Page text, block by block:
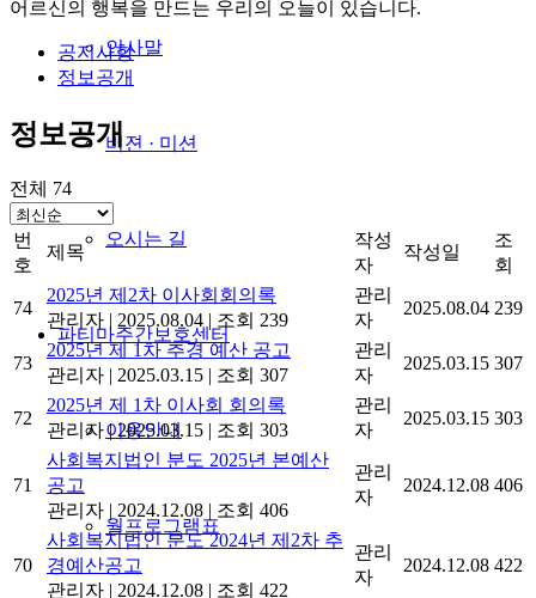
인사말
비젼 · 미션
오시는 길
파티마주간보호센터
이용안내
월프로그램표
어르신의 행복을 만드는 우리의 오늘이 있습니다.
공지사항
정보공개
정보공개
전체 74
번
호
제목
작성
자
작성일
조
회
74
2025년 제2차 이사회회의록
관리자 | 2025.08.04 | 조회 239
관리
자
2025.08.04 239
73
2025년 제 1차 추경 예산 공고
관리자 | 2025.03.15 | 조회 307
관리
자
2025.03.15 307
72
2025년 제 1차 이사회 회의록
관리자 | 2025.03.15 | 조회 303
관리
자
2025.03.15 303
71
사회복지법인 분도 2025년 본예산
공고
관리자 | 2024.12.08 | 조회 406
관리
자
2024.12.08 406
70
사회복지법인 분도 2024년 제2차 추
경예산공고
관리자 | 2024.12.08 | 조회 422
관리
자
2024.12.08 422